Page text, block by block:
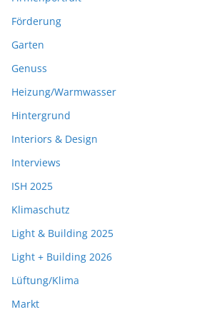
Förderung
Garten
Genuss
Heizung/Warmwasser
Hintergrund
Interiors & Design
Interviews
ISH 2025
Klimaschutz
Light & Building 2025
Light + Building 2026
Lüftung/Klima
Markt